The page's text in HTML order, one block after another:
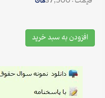
افزودن به سبد خرید